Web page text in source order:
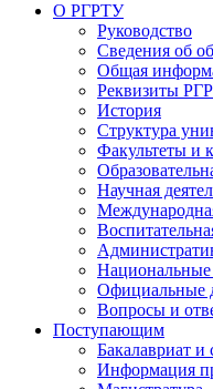
О РГРТУ
Руководство
Сведения об
Общая
Реквизиты
История
Структура
Факультеты и
Научная
Официальные
Вопросы и
Поступающим
Бакалавриат и
Информация